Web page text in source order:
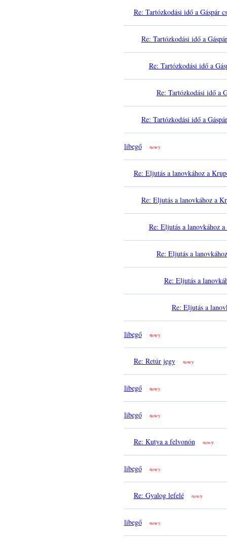
Re: Tartózkodási idő a Gáspár
Re: Tartózkodási idő a
Re: Tartózkodási idő a
Re: Tartózkodási idő a
Re: Tartózkodási idő a
libegő nowy
Re: Eljutás a lanovkához a
Re: Eljutás a lanovkához a
Re: Eljutás a lanovkához
Re: Eljutás a
Re: Eljutás a
Re: Eljutás a
libegő nowy
Re: Retúr jegy nowy
libegő nowy
libegő nowy
Re: Kutya a felvonón nowy
libegő nowy
Re: Gyalog lefelé nowy
libegő nowy